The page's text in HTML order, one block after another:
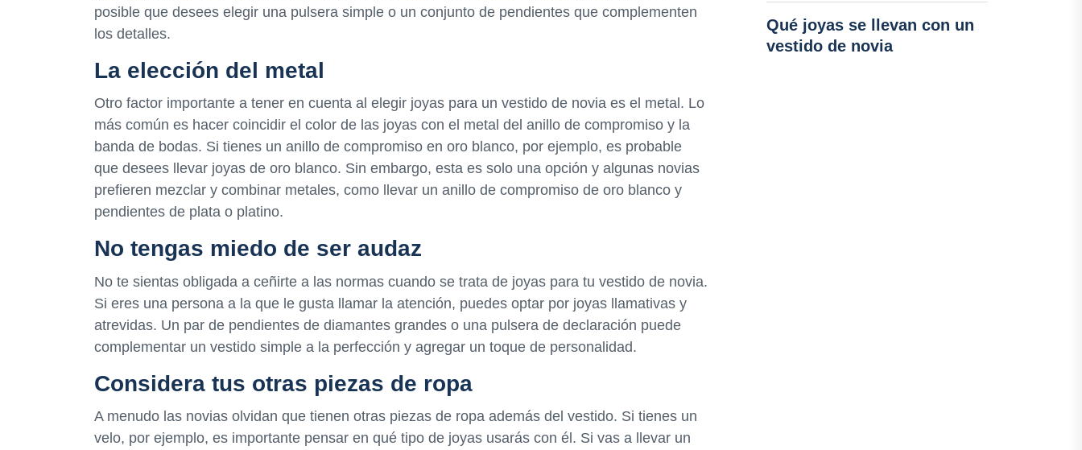
posible que desees elegir una pulsera simple o un conjunto de pendientes que complementen
los detalles.
La elección del metal
Otro factor importante a tener en cuenta al elegir joyas para un vestido de novia es el metal. Lo
más común es hacer coincidir el color de las joyas con el metal del anillo de compromiso y la
banda de bodas. Si tienes un anillo de compromiso en oro blanco, por ejemplo, es probable
que desees llevar joyas de oro blanco. Sin embargo, esta es solo una opción y algunas novias
prefieren mezclar y combinar metales, como llevar un anillo de compromiso de oro blanco y
pendientes de plata o platino.
No tengas miedo de ser audaz
No te sientas obligada a ceñirte a las normas cuando se trata de joyas para tu vestido de novia.
Si eres una persona a la que le gusta llamar la atención, puedes optar por joyas llamativas y
atrevidas. Un par de pendientes de diamantes grandes o una pulsera de declaración puede
complementar un vestido simple a la perfección y agregar un toque de personalidad.
Considera tus otras piezas de ropa
A menudo las novias olvidan que tienen otras piezas de ropa además del vestido. Si tienes un
velo, por ejemplo, es importante pensar en qué tipo de joyas usarás con él. Si vas a llevar un
Qué joyas se llevan con un
vestido de novia